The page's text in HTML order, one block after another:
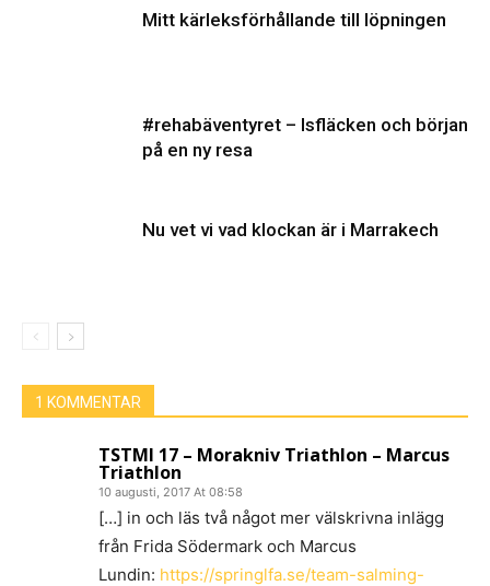
Mitt kärleksförhållande till löpningen
#rehabäventyret – Isfläcken och början
på en ny resa
Nu vet vi vad klockan är i Marrakech
1 KOMMENTAR
TSTMI 17 – Morakniv Triathlon – Marcus
Triathlon
10 augusti, 2017 At 08:58
[…] in och läs två något mer välskrivna inlägg
från Frida Södermark och Marcus
Lundin: https://springlfa.se/team-salming-